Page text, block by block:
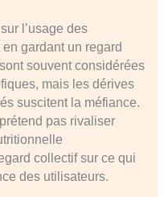
l’usage des
gardant un regard
souvent considérées
mais les dérives
suscitent la méfiance.
pas rivaliser
collectif sur ce qui
des utilisateurs.